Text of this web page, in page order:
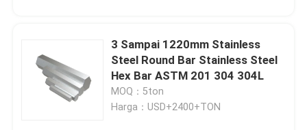
3 Sampai 1220mm Stainless
Steel Round Bar Stainless Steel
Hex Bar ASTM 201 304 304L
MOQ：5ton
Harga：USD+2400+TON